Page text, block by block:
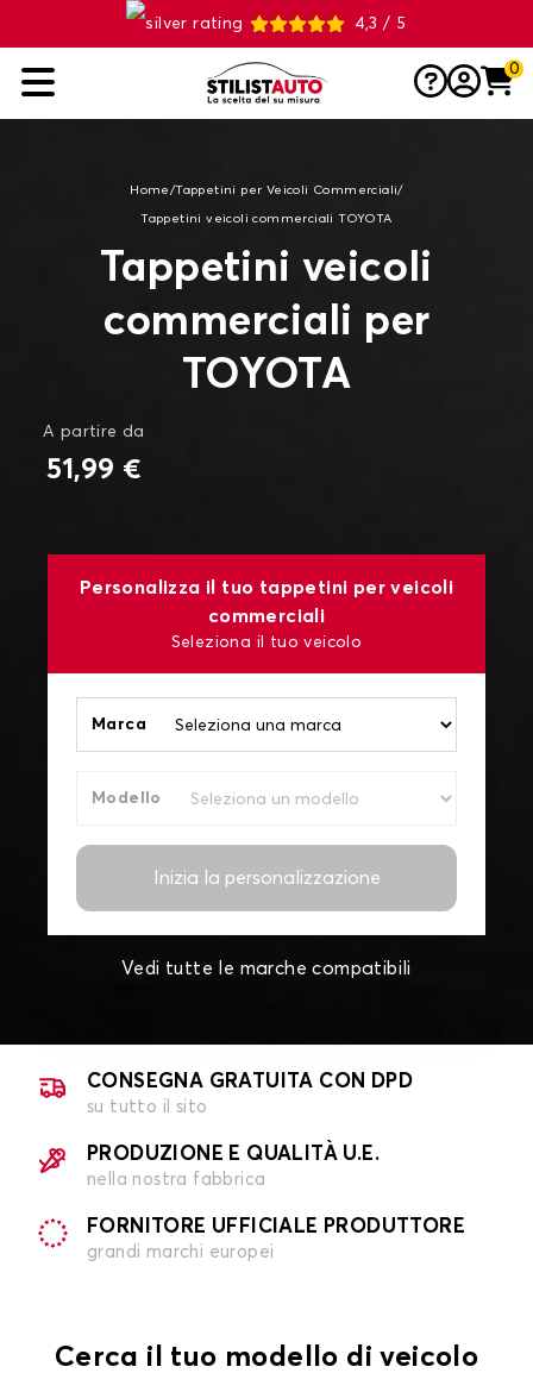
4,3 / 5
0
Home /Tappetini per Veicoli Commerciali/
Tappetini veicoli commerciali TOYOTA
Tappetini veicoli
commerciali per
TOYOTA
A partire da
51,99 €
Personalizza il tuo tappetini per veicoli
commerciali
Seleziona il tuo veicolo
Marca
Modello
Inizia la personalizzazione
Vedi tutte le marche compatibili
CONSEGNA GRATUITA CON DPD
su tutto il sito
PRODUZIONE E QUALITÀ U.E.
nella nostra fabbrica
FORNITORE UFFICIALE PRODUTTORE
grandi marchi europei
Cerca il tuo modello di veicolo